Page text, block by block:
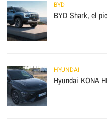
BYD
BYD Shark, el
HYUNDAI
Hyundai KONA